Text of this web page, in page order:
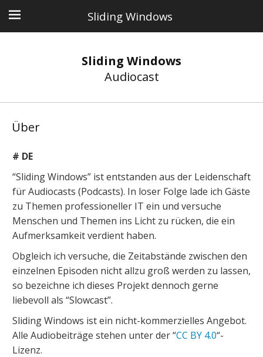
Sliding Windows
Sliding Windows
Audiocast
Über
# DE
“Sliding Windows” ist entstanden aus der Leidenschaft
für Audiocasts (Podcasts). In loser Folge lade ich Gäste
zu Themen professioneller IT ein und versuche
Menschen und Themen ins Licht zu rücken, die ein
Aufmerksamkeit verdient haben.
Obgleich ich versuche, die Zeitabstände zwischen den
einzelnen Episoden nicht allzu groß werden zu lassen,
so bezeichne ich dieses Projekt dennoch gerne
liebevoll als “Slowcast”.
Sliding Windows ist ein nicht-kommerzielles Angebot.
Alle Audiobeiträge stehen unter der “CC BY 4.0“-
Lizenz.